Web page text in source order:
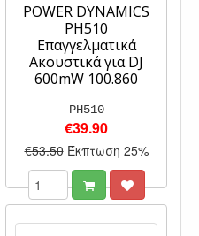
POWER DYNAMICS
PH510
Επαγγελματικά
Ακουστικά για DJ
600mW 100.860
PH510
€39.90
€53.50 Έκπτωση 25%